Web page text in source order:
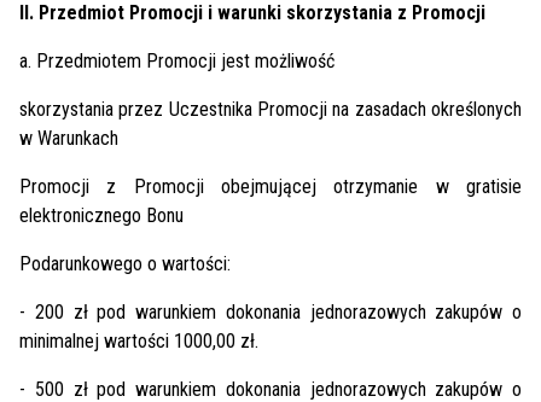
II. Przedmiot Promocji i warunki skorzystania z Promocji
a. Przedmiotem Promocji jest możliwość
skorzystania przez Uczestnika Promocji na zasadach określonych
w Warunkach
Promocji z Promocji obejmującej otrzymanie w gratisie
elektronicznego Bonu
Podarunkowego o wartości:
- 200 zł pod warunkiem dokonania jednorazowych zakupów o
minimalnej wartości 1000,00 zł.
- 500 zł pod warunkiem dokonania jednorazowych zakupów o